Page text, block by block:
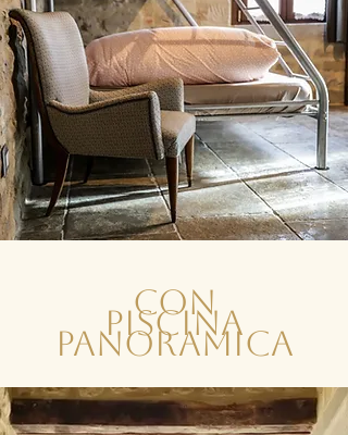
con
piscina
panoramica